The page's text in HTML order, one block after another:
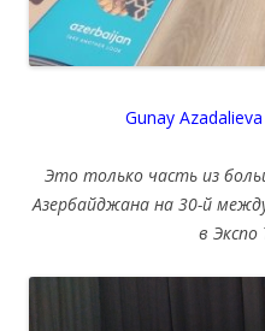
Gunay Azadalieva
Это только часть из
Азербайджана на 30-й
в Экспо